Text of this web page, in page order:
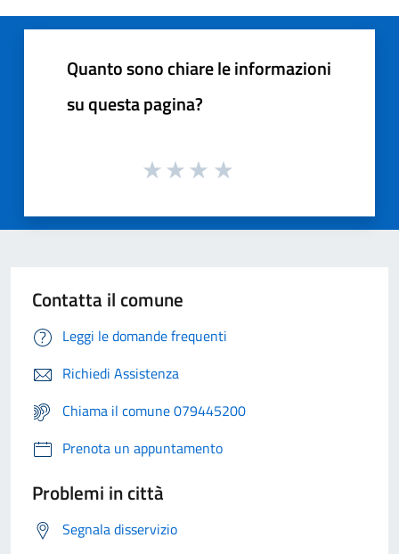
Quanto sono chiare le informazioni
su questa pagina?
Contatta il comune
Leggi le domande frequenti
Richiedi Assistenza
Chiama il comune 079445200
Prenota un appuntamento
Problemi in città
Segnala disservizio